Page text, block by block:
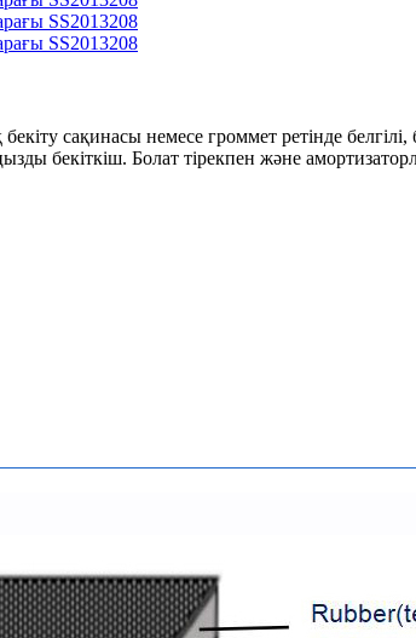
сақинасы немесе громмет ретінде
бекіткіш. Болат тірекпен және